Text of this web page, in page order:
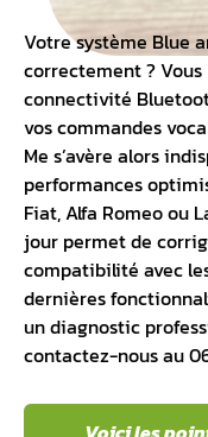
Votresystème Blue
correctement ?
connectivité
vos commandes
Me s’avère alors
performances
Fiat, Alfa Romeo ou
jour permet de
compatibilité avec
dernières
undiagnostic
contactez-nous au